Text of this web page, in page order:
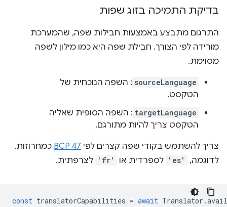
בדיקת התמיכה בזוג שפות
התרגום מתבצע באמצעות חבילות שפה, שהמערכת
מורידה לפי הצורך. חבילת שפה היא כמו מילון לשפה
מסוימת.
sourceLanguage : השפה הנוכחית של
הטקסט.
targetLanguage : השפה הסופית שאליה
הטקסט צריך להיות מתורגם.
צריך להשתמש בקודי שפה קצרים לפי BCP 47 כמחרוזות.
לדוגמה,
'es' לספרדית או 'fr' לצרפתית.
const translatorCapabilities = await Translator .